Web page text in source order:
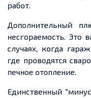
работ.
Дополнительный
несгораемость. Это
случаях, когда
где проводятся
печное отопление.
Единственный